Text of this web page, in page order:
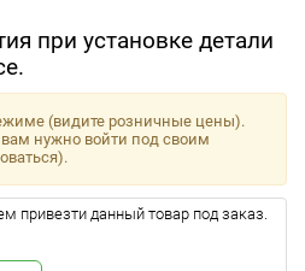
при установке детали
(видите розничные цены).
нужно войти под своим
привезти данный товар под заказ.